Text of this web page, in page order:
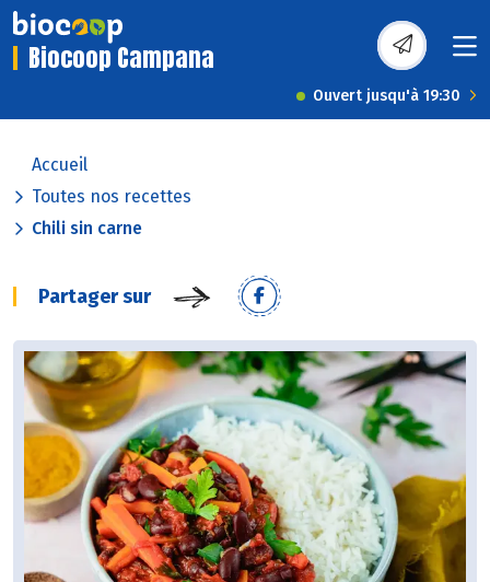
Biocoop Campana
Ouvert jusqu'à 19:30
Accueil
Toutes nos recettes
Chili sin carne
Partager sur